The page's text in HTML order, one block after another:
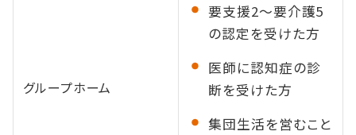
グループホーム
要支援2〜要介護5
の認定を受けた方
医師に認知症の診
断を受けた方
集団生活を営むこと